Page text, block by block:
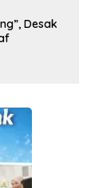
Desak